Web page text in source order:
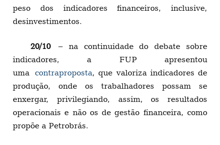
peso dos indicadores financeiros, inclusive,
desinvestimentos.
20/10– na continuidade do debate sobre
indicadores, a FUP apresentou
umacontraproposta, que valoriza indicadores de
produção, onde os trabalhadores possam se
enxergar, privilegiando, assim, os resultados
operacionais e não os de gestão financeira, como
propõe a Petrobrás.